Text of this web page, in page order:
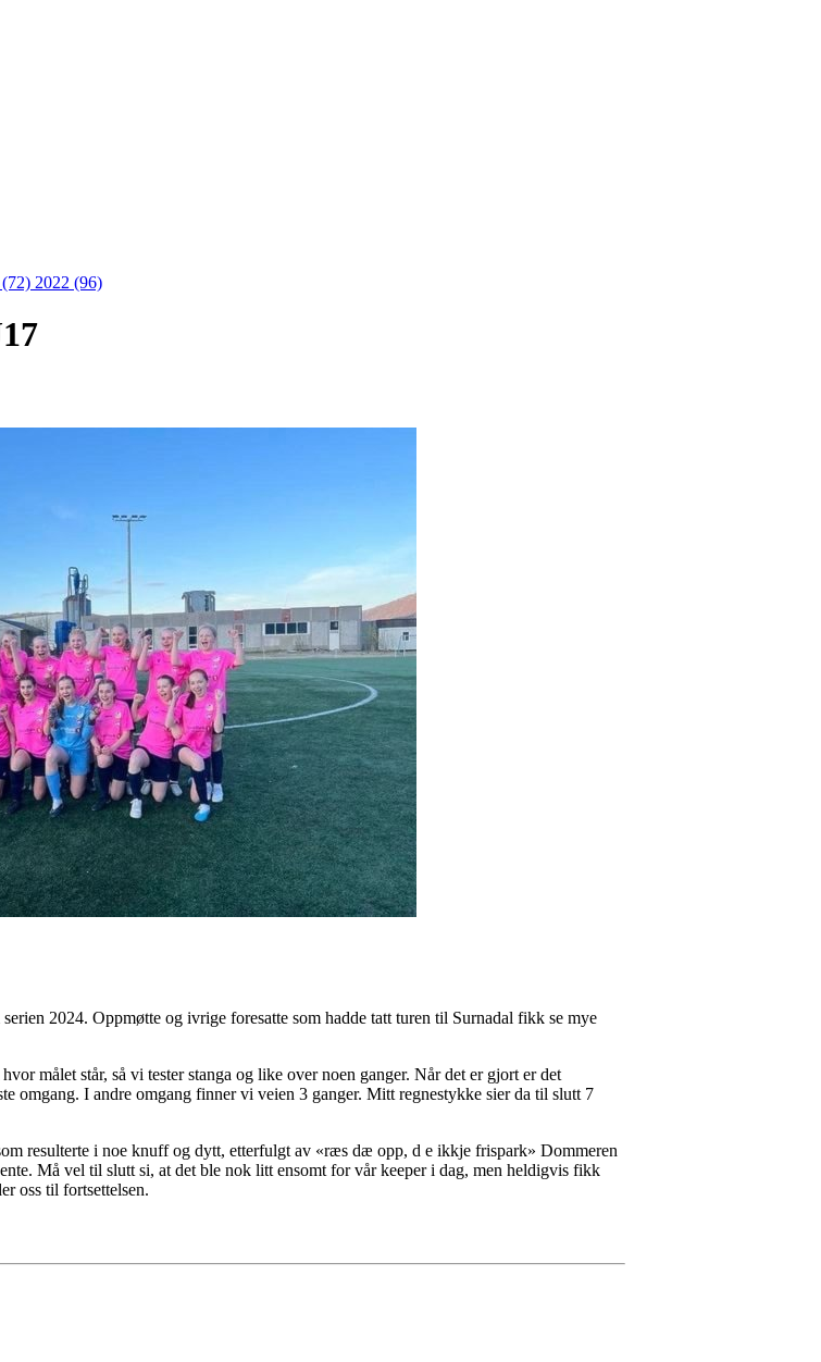
2022 (96)
2024. Oppmøtte og ivrige foresatte som hadde tatt turen til Surnadal fikk se mye
målet står, så vi tester stanga og like over noen ganger. Når det er gjort er det
omgang. I andre omgang finner vi veien 3 ganger. Mitt regnestykke sier da til slutt 7
resulterte i noe knuff og dytt, etterfulgt av «ræs dæ opp, d e ikkje frispark» Dommeren
Må vel til slutt si, at det ble nok litt ensomt for vår keeper i dag, men heldigvis fikk
oss til fortsettelsen.